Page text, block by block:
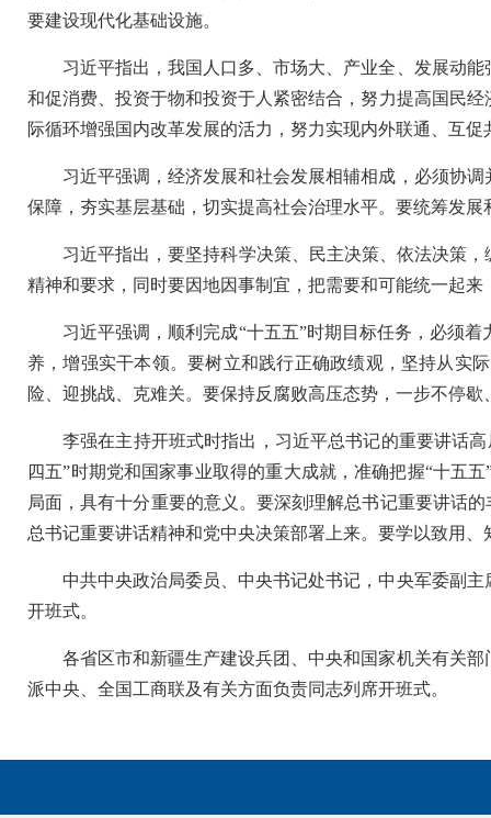
要建设现代化基础设施。
习近平指出，我国人口多、市场大、产业全、发展动
和促消费、投资于物和投资于人紧密结合，努力提高国民
际循环增强国内改革发展的活力，努力实现内外联通、互促
习近平强调，经济发展和社会发展相辅相成，必须协
保障，夯实基层基础，切实提高社会治理水平。要统筹发
习近平指出，要坚持科学决策、民主决策、依法决策
精神和要求，同时要因地因事制宜，把需要和可能统一起
习近平强调，顺利完成“十五五”时期目标任务，必须
养，增强实干本领。要树立和践行正确政绩观，坚持从实
险、迎挑战、克难关。要保持反腐败高压态势，一步不停
李强在主持开班式时指出，习近平总书记的重要讲话
四五”时期党和国家事业取得的重大成就，准确把握“十五
局面，具有十分重要的意义。要深刻理解总书记重要讲话
总书记重要讲话精神和党中央决策部署上来。要学以致用
中共中央政治局委员、中央书记处书记，中央军委副
开班式。
各省区市和新疆生产建设兵团、中央和国家机关有关
派中央、全国工商联及有关方面负责同志列席开班式。